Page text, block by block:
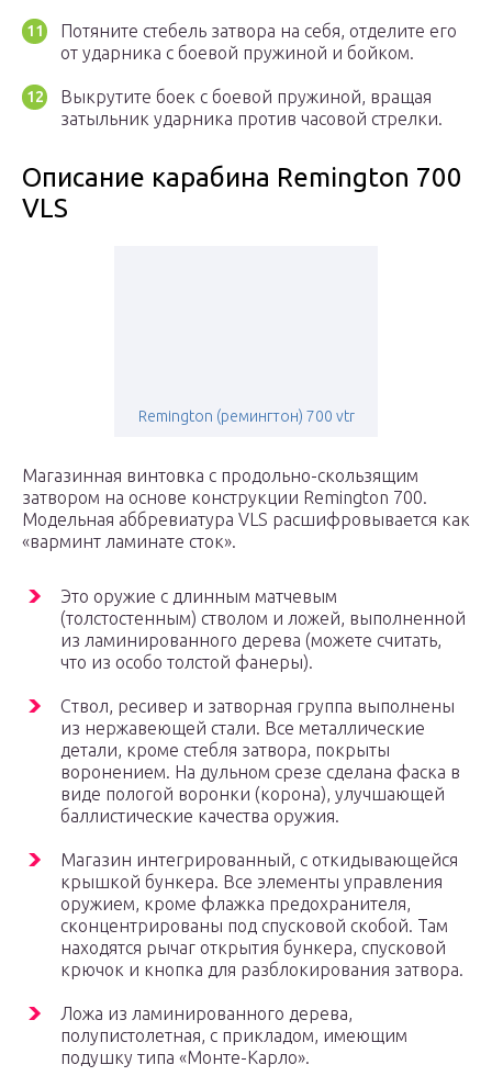
Потяните стебель затвора на себя, отделите его
от ударника с боевой пружиной и бойком.
Выкрутите боек с боевой пружиной, вращая
затыльник ударника против часовой стрелки.
Описание карабина Remington 700
VLS
Remington (ремингтон) 700 vtr
Магазинная винтовка с продольно-скользящим
затвором на основе конструкции Remington 700.
Модельная аббревиатура VLS расшифровывается как
«варминт ламинате сток».
Это оружие с длинным матчевым
(толстостенным) стволом и ложей, выполненной
из ламинированного дерева (можете считать,
что из особо толстой фанеры).
Ствол, ресивер и затворная группа выполнены
из нержавеющей стали. Все металлические
детали, кроме стебля затвора, покрыты
воронением. На дульном срезе сделана фаска в
виде пологой воронки (корона), улучшающей
баллистические качества оружия.
Магазин интегрированный, с откидывающейся
крышкой бункера. Все элементы управления
оружием, кроме флажка предохранителя,
сконцентрированы под спусковой скобой. Там
находятся рычаг открытия бункера, спусковой
крючок и кнопка для разблокирования затвора.
Ложа из ламинированного дерева,
полупистолетная, с прикладом, имеющим
подушку типа «Монте-Карло».